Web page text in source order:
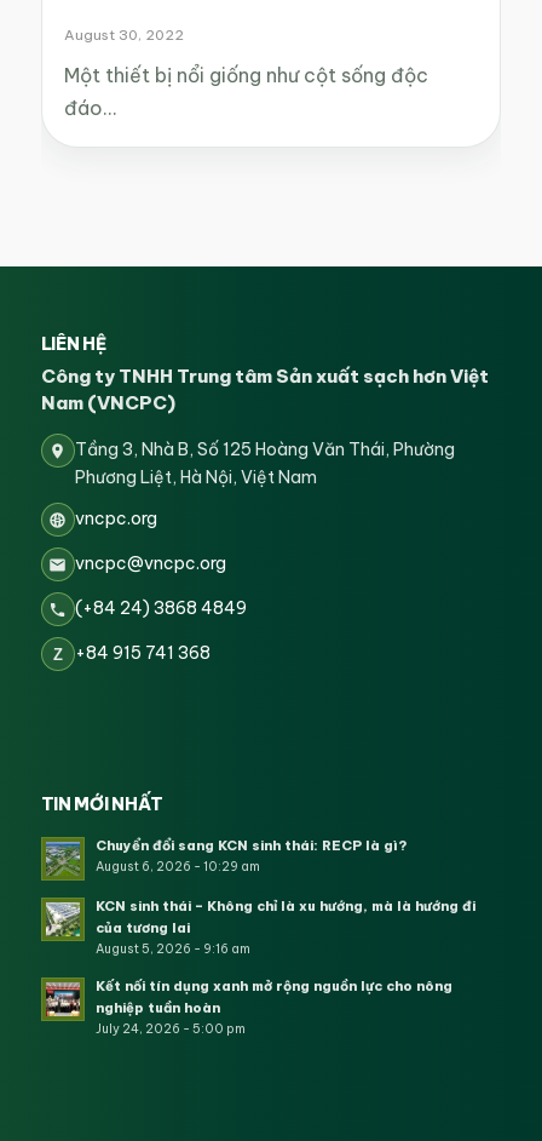
August 30, 2022
Một thiết bị nổi giống như cột sống độc
đáo…
LIÊN HỆ
Công ty TNHH Trung tâm Sản xuất sạch hơn Việt
Nam (VNCPC)
Tầng 3, Nhà B, Số 125 Hoàng Văn Thái, Phường
Phương Liệt, Hà Nội, Việt Nam
vncpc.org
vncpc@vncpc.org
(+84 24) 3868 4849
Z +84 915 741 368
TIN MỚI NHẤT
Chuyển đổi sang KCN sinh thái: RECP là gì?
August 6, 2026 - 10:29 am
KCN sinh thái – Không chỉ là xu hướng, mà là hướng đi
của tương lai
August 5, 2026 - 9:16 am
Kết nối tín dụng xanh mở rộng nguồn lực cho nông
nghiệp tuần hoàn
July 24, 2026 - 5:00 pm